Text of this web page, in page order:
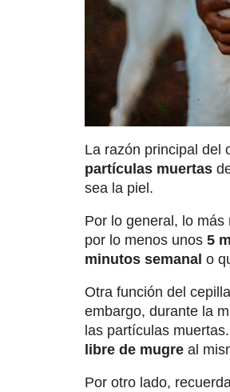
La razón principal del
partículas muertas
sea la piel.
Por lo general, lo
por lo menos unos 5
minutos semanal o
Otra función del
embargo, durante la
las partículas
libre de mugre al
Por otro lado,